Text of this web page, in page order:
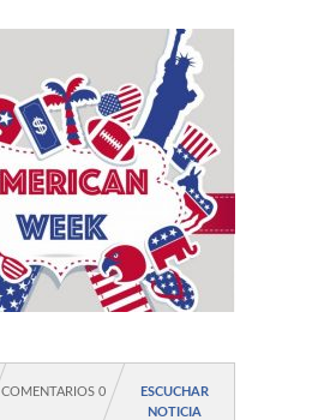
COMENTARIOS 0
ESCUCHAR
NOTICIA